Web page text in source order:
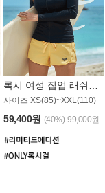
사이즈 XS(85)~XXL(110)
59,400원 (40%) 99,000원